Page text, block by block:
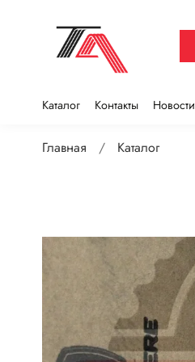
Каталог Контакты Новости
Главная Каталог